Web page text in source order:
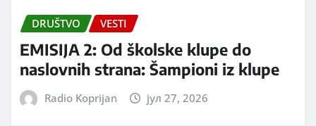
DRUŠTVO VESTI
EMISIJA 2: Od školske klupe do
naslovnih strana: Šampioni iz klupe
Radio Koprijan јул 27, 2026